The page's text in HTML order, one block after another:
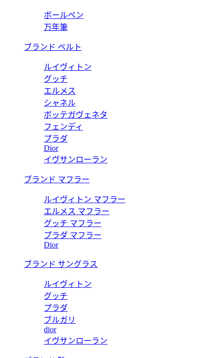
ボールペン
万年筆
ブランド ベルト
ルイヴィトン
グッチ
エルメス
シャネル
ボッテガヴェネタ
フェンディ
プラダ
Dior
イヴサンローラン
ブランド マフラー
ルイヴィトン マフラー
エルメス マフラー
グッチ マフラー
プラダ マフラー
Dior
ブランド サングラス
ルイヴィトン
グッチ
プラダ
ブルガリ
dior
イヴサンローラン